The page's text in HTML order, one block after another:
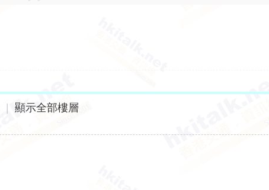
顯示全部樓層